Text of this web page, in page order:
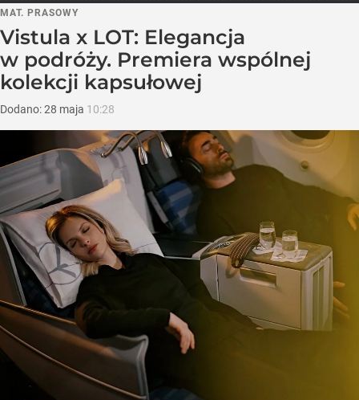
MAT. PRASOWY
Vistula x LOT: Elegancja
w podróży. Premiera wspólnej
kolekcji kapsułowej
Dodano:28 maja 10:28